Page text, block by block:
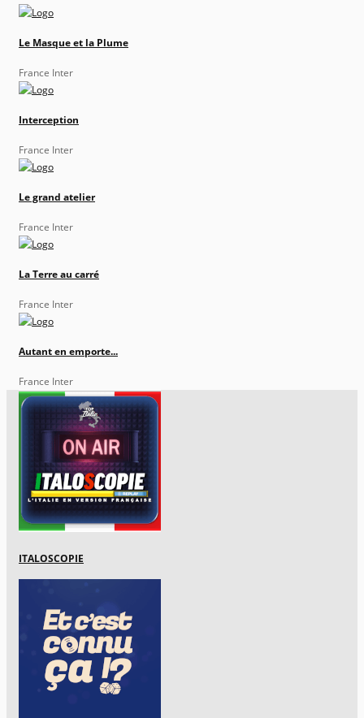
Le Masque et la Plume
France Inter
Interception
France Inter
Le grand atelier
France Inter
La Terre au carré
France Inter
Autant en emporte...
France Inter
ITALOSCOPIE